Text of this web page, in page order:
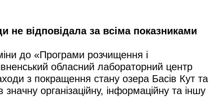
не відповідала за всіма показниками
до «Програми розчищення і
обласний лабораторний центр
з покращення стану озера Басів Кут та
організаційну, інформаційну та іншу